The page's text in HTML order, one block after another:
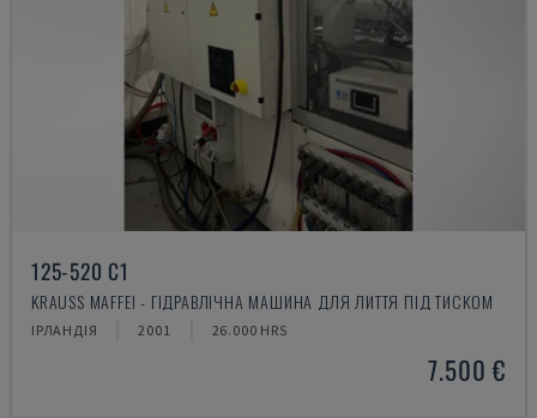
125-520 C1
KRAUSS MAFFEI - ГІДРАВЛІЧНА МАШИНА ДЛЯ ЛИТТЯ ПІД ТИСКОМ
ІРЛАНДІЯ 2001 26.000 HRS
7.500 €